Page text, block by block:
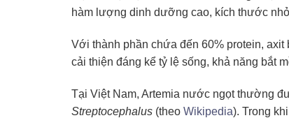
hàm lượng dinh dưỡng cao, kích thước
Với thành phần chứa đến 60% protein,
cải thiện đáng kể tỷ lệ sống, khả năng bắt
Tại Việt Nam, Artemia nước ngọt thường
Streptocephalus (theo Wikipedia). Trong